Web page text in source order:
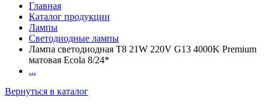
Главная
Каталог продукции
Лампы
Светодиодные лампы
Лампа светодиодная Т8 21W 220V G13 4000K Premium
матовая Ecola 8/24*
...
Вернуться в каталог